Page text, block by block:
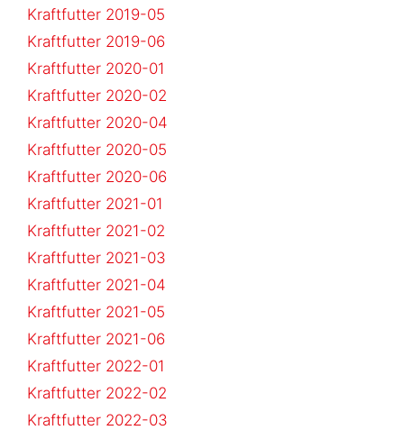
Kraftfutter 2019-05
Kraftfutter 2019-06
Kraftfutter 2020-01
Kraftfutter 2020-02
Kraftfutter 2020-04
Kraftfutter 2020-05
Kraftfutter 2020-06
Kraftfutter 2021-01
Kraftfutter 2021-02
Kraftfutter 2021-03
Kraftfutter 2021-04
Kraftfutter 2021-05
Kraftfutter 2021-06
Kraftfutter 2022-01
Kraftfutter 2022-02
Kraftfutter 2022-03